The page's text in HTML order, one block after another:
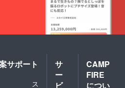
サポート
ス
サ
ー
ビ
CAMP
FIRE
につい